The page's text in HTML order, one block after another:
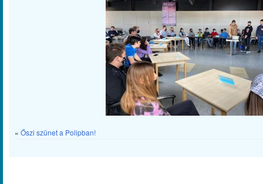
« Őszi szünet a Polipban!